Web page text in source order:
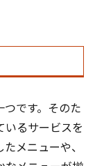
です。そのた
いるサービスを
メニューや、